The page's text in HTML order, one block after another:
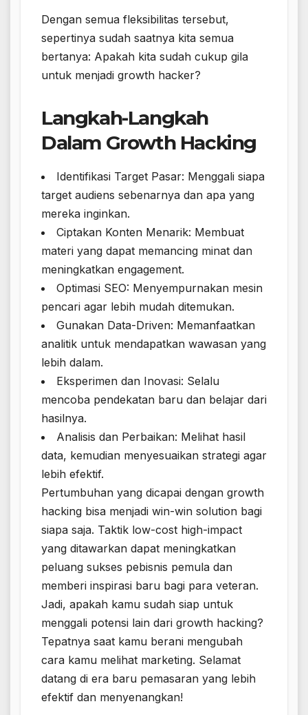
Dengan semua fleksibilitas tersebut,
sepertinya sudah saatnya kita semua
bertanya: Apakah kita sudah cukup gila
untuk menjadi growth hacker?
Langkah-Langkah
Dalam Growth Hacking
Identifikasi Target Pasar: Menggali siapa
target audiens sebenarnya dan apa yang
mereka inginkan.
Ciptakan Konten Menarik: Membuat
materi yang dapat memancing minat dan
meningkatkan engagement.
Optimasi SEO: Menyempurnakan mesin
pencari agar lebih mudah ditemukan.
Gunakan Data-Driven: Memanfaatkan
analitik untuk mendapatkan wawasan yang
lebih dalam.
Eksperimen dan Inovasi: Selalu
mencoba pendekatan baru dan belajar dari
hasilnya.
Analisis dan Perbaikan: Melihat hasil
data, kemudian menyesuaikan strategi agar
lebih efektif.
Pertumbuhan yang dicapai dengan growth
hacking bisa menjadi win-win solution bagi
siapa saja. Taktik low-cost high-impact
yang ditawarkan dapat meningkatkan
peluang sukses pebisnis pemula dan
memberi inspirasi baru bagi para veteran.
Jadi, apakah kamu sudah siap untuk
menggali potensi lain dari growth hacking?
Tepatnya saat kamu berani mengubah
cara kamu melihat marketing. Selamat
datang di era baru pemasaran yang lebih
efektif dan menyenangkan!